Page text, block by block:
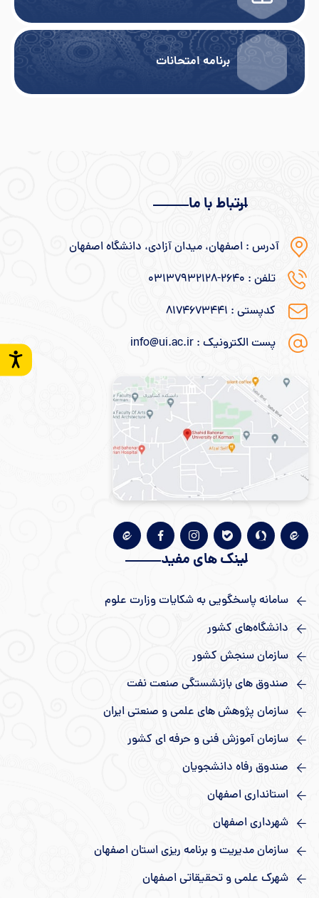
برنامه امتحانات
ارتباط با ما
آدرس : اصفهان، میدان آزادی، دانشگاه اصفهان
تلفن : ۲۶۴۰-۰۳۱۳۷۹۳۲۱۲۸
کدپستی : ۸۱۷۴۶۷۳۴۴۱
پست الکترونیک : info@ui.ac.ir
لینک های مفید
سامانه پاسخگویی به شکایات وزارت علوم
دانشگاه‌های کشور
سازمان سنجش کشور
صندوق های بازنشستگی صنعت نفت
سازمان پژوهش های علمی و صنعتی ایران
سازمان آموزش فنی و حرفه ای کشور
صندوق رفاه دانشجویان
استانداری اصفهان
شهرداری اصفهان
سازمان مدیریت و برنامه ریزی استان اصفهان
شهرک علمی و تحقیقاتی اصفهان